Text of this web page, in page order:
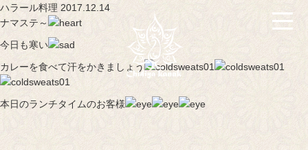
ハラール料理 2017.12.14
ナマステ～
今日も寒い
カレーを食べて汗をかきましょう
本日のランチタイムのお客様